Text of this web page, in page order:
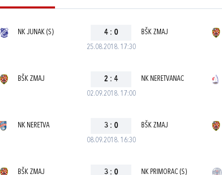
25.08.2018. 17:30
NK JUNAK (S) 4 : 0 BŠK ZMAJ
02.09.2018. 17:00
BŠK ZMAJ 2 : 4 NK NERETVANAC
08.09.2018. 16:30
NK NERETVA 3 : 0 BŠK ZMAJ
BŠK ZMAJ 3 : 0 NK PRIMORAC (S)